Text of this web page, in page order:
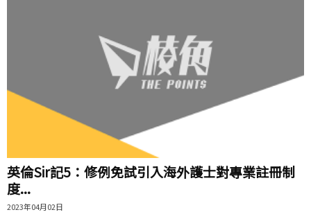
英倫Sir記5：修例免試引入海外護士對專業註冊制
度...
2023年04月02日